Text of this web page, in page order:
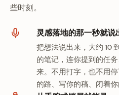
些时刻。
灵感落地的那一秒就说
把想法说出来，大约 10
的笔记，连你提到的任
来。不用打字，也不用
的路、写你的稿、闭着你